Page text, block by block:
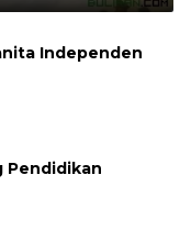
Independen
Pendidikan